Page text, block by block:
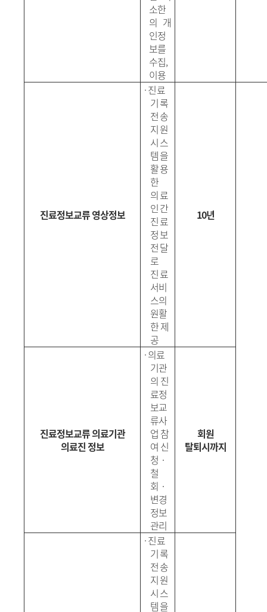
소한
의 개
인정
보를
수집,
이용
진료정보교류 영상정보
·진료
기록
전송
지원
시스
템을
활용
한
의료
인간
진료
정보
전달
로
진료
서비
스의
원활
한 제
공
10년
진료정보교류 의료기관
의료진 정보
·의료
기관
의 진
료정
보교
류사
업 참
여 신
청 ‧
철
회 ‧
변경
정보
관리
회원
탈퇴시까지
·진료
기록
전송
지원
시스
템을